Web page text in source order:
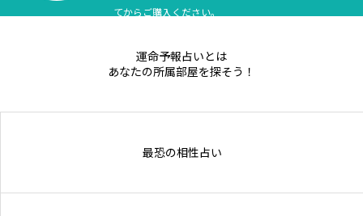
てからご購入ください。
運命予報占いとは
あなたの所属部屋を探そう！
最恐の相性占い